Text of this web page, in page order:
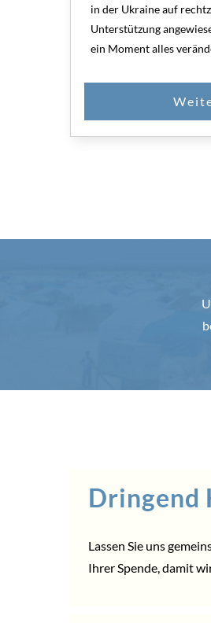
in der Ukraine auf
Unterstützung
ein Moment alles
Dringend
Lassen Sie uns
Ihrer Spende, damit